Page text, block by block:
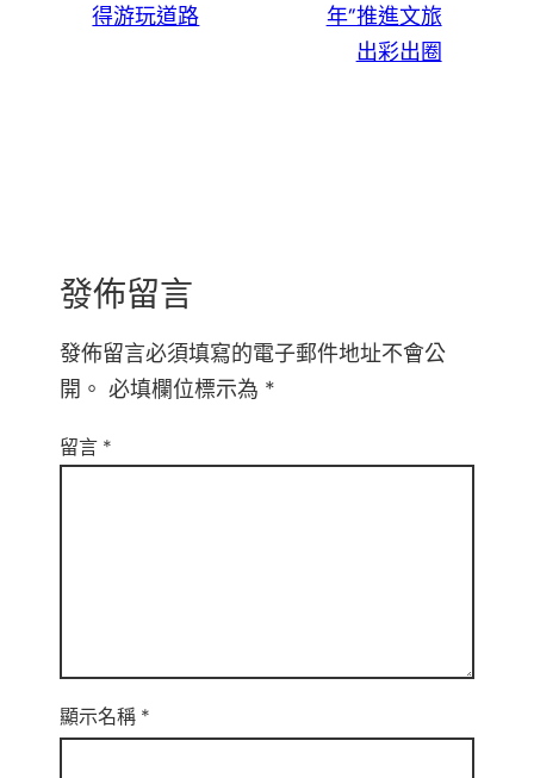
得游玩道路
年”推進文旅
出彩出圈
發佈留言
發佈留言必須填寫的電子郵件地址不會公
開。 必填欄位標示為 *
留言 *
顯示名稱 *